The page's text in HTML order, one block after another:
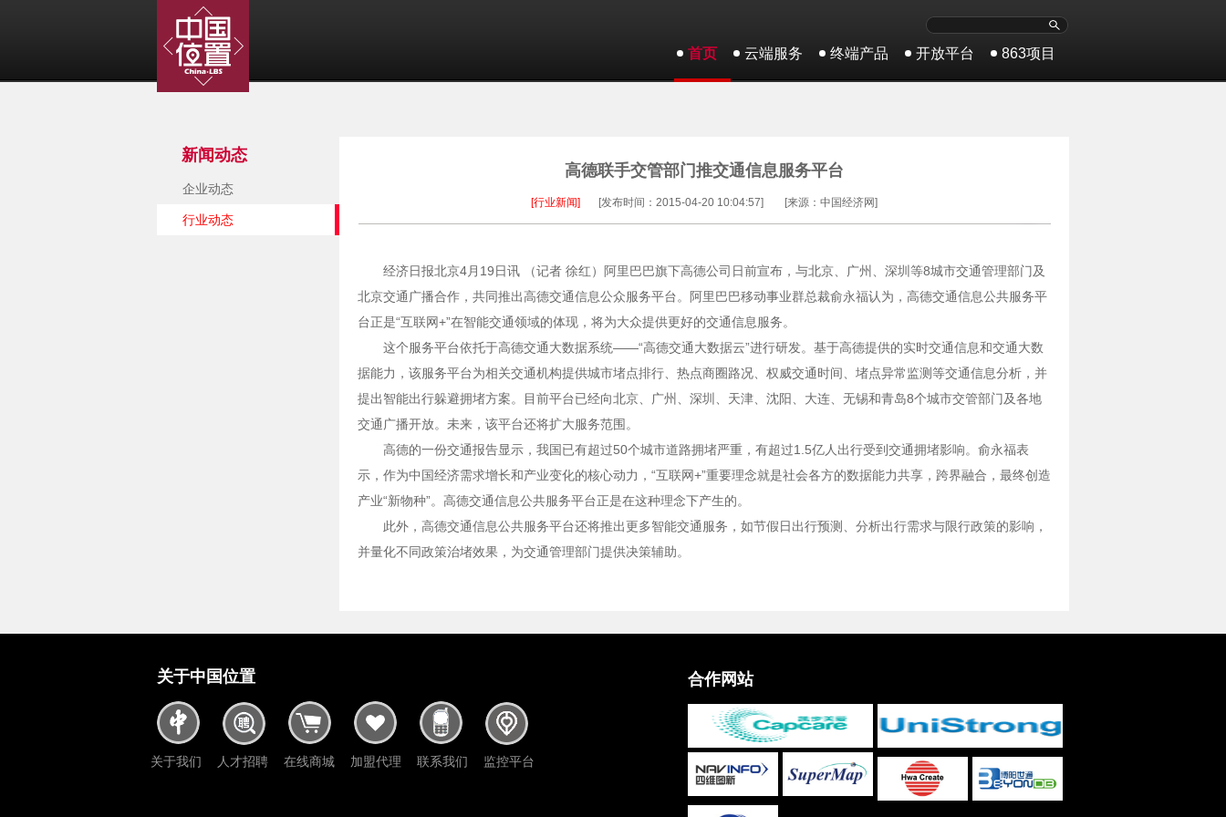
首页 云端服务 终端产品 开放平台 863项目
新闻动态
企业动态
行业动态
高德联手交管部门推交通信息服务平台
[行业新闻] [发布时间：2015-04-20 10:04:57] [来源：中国经济网]
经济日报北京4月19日讯 （记者 徐红）阿里巴巴旗下高德公司日前宣布，与北京、广州、深圳等8城市交通管理部门及
北京交通广播合作，共同推出高德交通信息公众服务平台。阿里巴巴移动事业群总裁俞永福认为，高德交通信息公共服务平
台正是“互联网+”在智能交通领域的体现，将为大众提供更好的交通信息服务。
这个服务平台依托于高德交通大数据系统——“高德交通大数据云”进行研发。基于高德提供的实时交通信息和交通大数
据能力，该服务平台为相关交通机构提供城市堵点排行、热点商圈路况、权威交通时间、堵点异常监测等交通信息分析，并
提出智能出行躲避拥堵方案。目前平台已经向北京、广州、深圳、天津、沈阳、大连、无锡和青岛8个城市交管部门及各地
交通广播开放。未来，该平台还将扩大服务范围。
高德的一份交通报告显示，我国已有超过50个城市道路拥堵严重，有超过1.5亿人出行受到交通拥堵影响。俞永福表
示，作为中国经济需求增长和产业变化的核心动力，“互联网+”重要理念就是社会各方的数据能力共享，跨界融合，最终创造
产业“新物种”。高德交通信息公共服务平台正是在这种理念下产生的。
此外，高德交通信息公共服务平台还将推出更多智能交通服务，如节假日出行预测、分析出行需求与限行政策的影响，
并量化不同政策治堵效果，为交通管理部门提供决策辅助。
关于中国位置
关于我们 人才招聘 在线商城 加盟代理 联系我们 监控平台
合作网站